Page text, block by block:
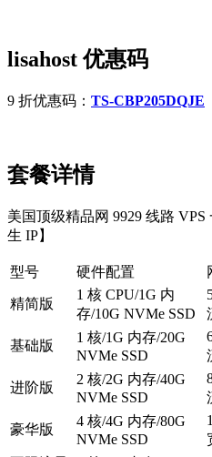
lisahost 优惠码
9 折优惠码： TS-CBP205DQJE
套餐详情
美国顶级精品网 9929 线路
生 IP】
型号 硬件配置
精简版
1 核 CPU/1G 内
存/10G NVMe SSD
基础版
1 核/1G 内存/20G
NVMe SSD
进阶版
2 核/2G 内存/40G
NVMe SSD
豪华版
4 核/4G 内存/80G
NVMe SSD